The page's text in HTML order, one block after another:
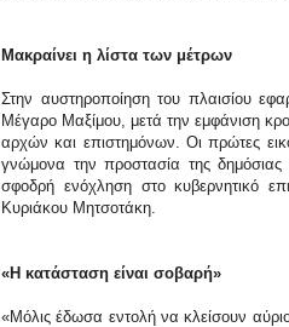
Μακραίνει η λίστα των μέτρων
Στην αυστηροποίηση του πλαισίου
Μέγαρο Μαξίμου, μετά την εμφάνιση
αρχών και επιστημόνων. Οι πρώτες
γνώμονα την προστασία της
σφοδρή ενόχληση στο κυβερνητικό
Κυριάκου Μητσοτάκη.
«Η κατάσταση είναι σοβαρή»
«Μόλις έδωσα εντολή να κλείσουν